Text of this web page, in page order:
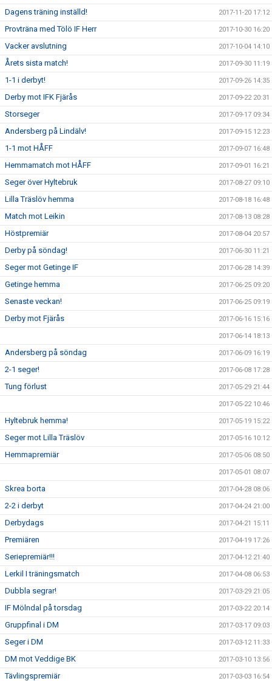
Dagens träning inställd! 2017-11-20 17:12
Provträna med Tölö IF Herr 2017-10-30 16:20
Vacker avslutning 2017-10-04 14:10
Årets sista match! 2017-09-30 11:19
1-1 i derbyt! 2017-09-26 14:35
Derby mot IFK Fjärås 2017-09-22 20:31
Storseger 2017-09-17 09:34
Andersberg på Lindälv! 2017-09-15 12:23
1-1 mot HÅFF 2017-09-07 16:48
Hemmamatch mot HÅFF 2017-09-01 16:21
Seger över Hyltebruk 2017-08-27 09:10
Lilla Träslöv hemma 2017-08-18 16:48
Match mot Leikin 2017-08-13 08:28
Höstpremiär 2017-08-04 20:57
Derby på söndag! 2017-06-30 11:21
Seger mot Getinge IF 2017-06-28 14:39
Getinge hemma 2017-06-25 09:20
Senaste veckan! 2017-06-25 09:19
Derby mot Fjärås 2017-06-16 15:16
2017-06-14 18:13
Andersberg på söndag 2017-06-09 16:19
2-1 seger! 2017-06-08 17:28
Tung förlust 2017-05-29 21:44
2017-05-22 10:46
Hyltebruk hemma! 2017-05-19 15:22
Seger mot Lilla Träslöv 2017-05-16 10:12
Hemmapremiär 2017-05-06 08:50
2017-05-01 08:07
Skrea borta 2017-04-28 08:06
2-2 i derbyt 2017-04-24 21:00
Derbydags 2017-04-21 15:11
Premiären 2017-04-19 17:26
Seriepremiär!!! 2017-04-12 21:40
Lerkil I träningsmatch 2017-04-08 06:53
Dubbla segrar! 2017-03-29 21:05
IF Mölndal på torsdag 2017-03-22 20:14
Gruppfinal i DM 2017-03-17 09:03
Seger i DM 2017-03-12 11:33
DM mot Veddige BK 2017-03-10 13:56
Tävlingspremiär 2017-03-03 16:54